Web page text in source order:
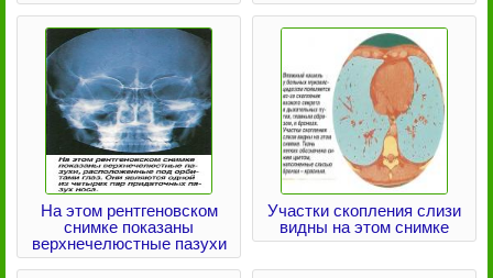
На этом рентгеновском
снимке показаны
верхнечелюстные пазухи
Участки скопления слизи
видны на этом снимке